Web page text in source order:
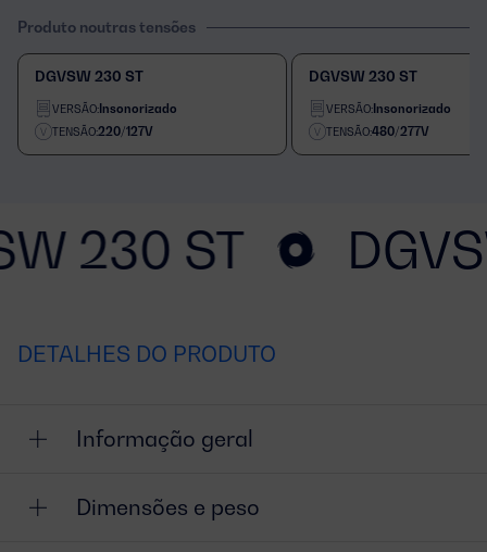
Produto noutras tensões
DGVSW 230 ST
VERSÃO:Insonorizado
TENSÃO:220/127V
DGVSW 230 ST
VERSÃO:Insonorizado
TENSÃO:480/277V
230 ST
DETALHES DO PRODUTO
Informação geral
Dimensões e peso